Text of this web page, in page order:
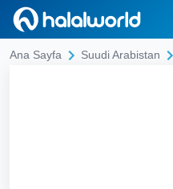
Ana Sayfa Suudi Arabistan